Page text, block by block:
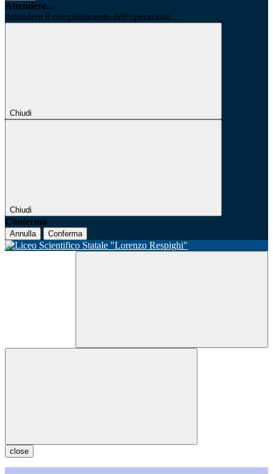
Attendere...
Attendere il completamento dell'operazione...
Chiudi
Chiudi
Conferma
Annulla Conferma
close